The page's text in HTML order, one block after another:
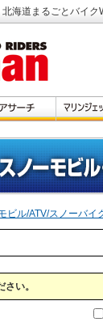
海道まるごとバイク
ビル/ATV/スノーバイ
い。